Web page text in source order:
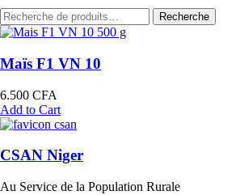
Recherche
pour :
Recherche
Maïs F1 VN 10
6.500 CFA
Add to Cart
CSAN Niger
Au Service de la Population Rurale